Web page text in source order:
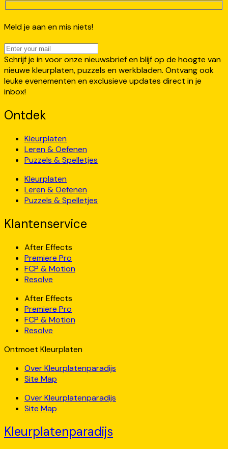
Meld je aan en mis niets!
Schrijf je in voor onze nieuwsbrief en blijf op de hoogte van
nieuwe kleurplaten, puzzels en werkbladen. Ontvang ook
leuke evenementen en exclusieve updates direct in je
inbox!
Ontdek
Kleurplaten
Leren & Oefenen
Puzzels & Spelletjes
Kleurplaten
Leren & Oefenen
Puzzels & Spelletjes
Klantenservice
After Effects
Premiere Pro
FCP & Motion
Resolve
After Effects
Premiere Pro
FCP & Motion
Resolve
Ontmoet Kleurplaten
Over Kleurplatenparadijs
Site Map
Over Kleurplatenparadijs
Site Map
Kleurplatenparadijs